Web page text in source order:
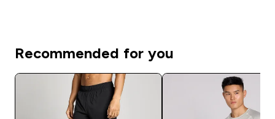
Recommended for you